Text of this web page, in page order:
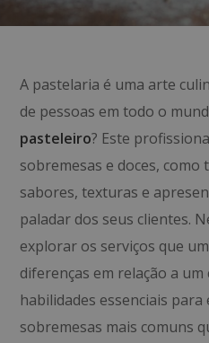
A pastelaria é uma arte
de pessoas em todo o
pasteleiro? Este
sobremesas e doces, como
sabores, texturas e
paladar dos seus clientes.
explorar os serviços que
diferenças em relação a
habilidades essenciais
sobremesas mais comuns